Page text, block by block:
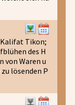
Kalifat Tikon;
des H
von Waren u
lösenden P